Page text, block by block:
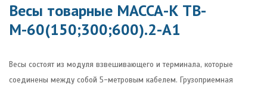
Весы товарные МАССА-К ТВ-
М-60(150;300;600).2-А1
Весы состоят из модуля взвешивающего и терминала, которые
соединены между собой 5-метровым кабелем. Грузоприемная